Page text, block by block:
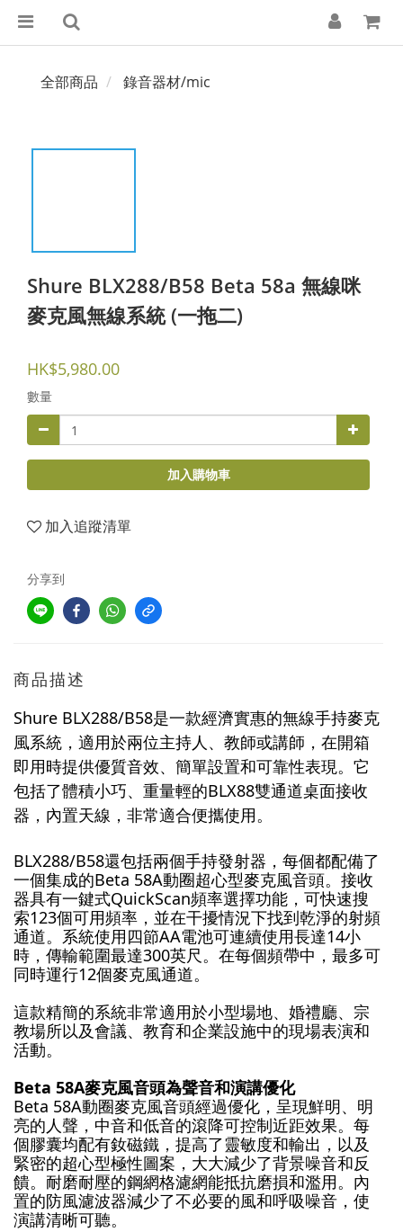
全部商品 錄音器材/mic
Shure BLX288/B58 Beta 58a 無線咪
麥克風無線系統 (一拖二)
HK$5,980.00
數量
加入購物車
加入追蹤清單
分享到
商品描述
Shure BLX288/B58是一款經濟實惠的無線手持麥克
風系統，適用於兩位主持人、教師或講師，在開箱
即用時提供優質音效、簡單設置和可靠性表現。它
包括了體積小巧、重量輕的BLX88雙通道桌面接收
器，內置天線，非常適合便攜使用。
BLX288/B58還包括兩個手持發射器，每個都配備了
一個集成的Beta 58A動圈超心型麥克風音頭。接收
器具有一鍵式QuickScan頻率選擇功能，可快速搜
索123個可用頻率，並在干擾情況下找到乾淨的射頻
通道。系統使用四節AA電池可連續使用長達14小
時，傳輸範圍最達300英尺。在每個頻帶中，最多可
同時運行12個麥克風通道。
這款精簡的系統非常適用於小型場地、婚禮廳、宗
教場所以及會議、教育和企業設施中的現場表演和
活動。
Beta 58A麥克風音頭為聲音和演講優化
Beta 58A動圈麥克風音頭經過優化，呈現鮮明、明
亮的人聲，中音和低音的滾降可控制近距效果。每
個膠囊均配有釹磁鐵，提高了靈敏度和輸出，以及
緊密的超心型極性圖案，大大減少了背景噪音和反
饋。耐磨耐壓的鋼網格濾網能抵抗磨損和濫用。內
置的防風濾波器減少了不必要的風和呼吸噪音，使
演講清晰可聽。